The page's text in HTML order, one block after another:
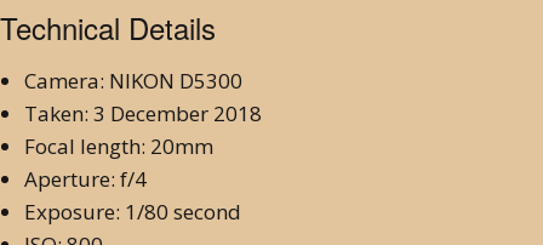
Technical Details
Camera: NIKON D5300
Taken: 3 December 2018
Focal length: 20mm
Aperture: f/4
Exposure: 1/80 second